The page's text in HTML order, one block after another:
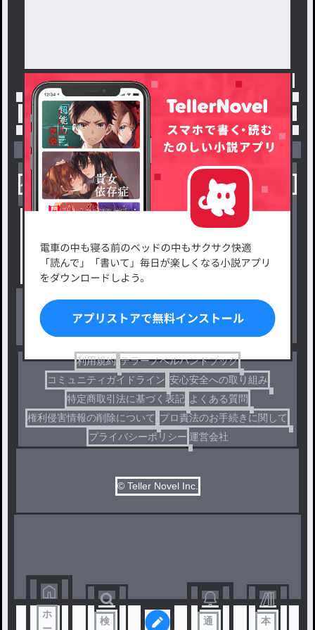
トップ 「koco🍏」最新作：主の独り言（入りたかっ
小説を探す
小説コンテスト応募・公募
出版・メディアミックス作品
ジャンルから探す
恋愛・ロマンス
ファンタジー・異世界・SF
ドラマ
利用規約 テラーノベルハンドブック
コミュニティガイドライン 安心安全への取り組み
特定商取引法に基づく表記 よくある質問
権利侵害情報の削除について プロ責法のお手続きに関して
プライバシーポリシー 運営会社
© Teller Novel Inc.
ホ
検 通 本